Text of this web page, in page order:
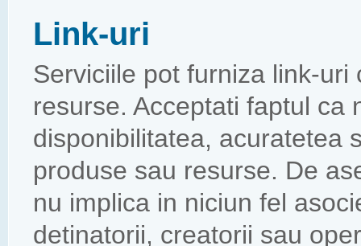
Link-uri
Serviciile pot furniza link-
resurse. Acceptati faptul ca
disponibilitatea, acuratetea
produse sau resurse. De
nu implica in niciun fel
detinatorii, creatorii sau